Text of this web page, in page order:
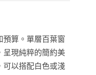
預算。單層百葉窗
呈現純粹的簡約美
可以搭配白色或淺